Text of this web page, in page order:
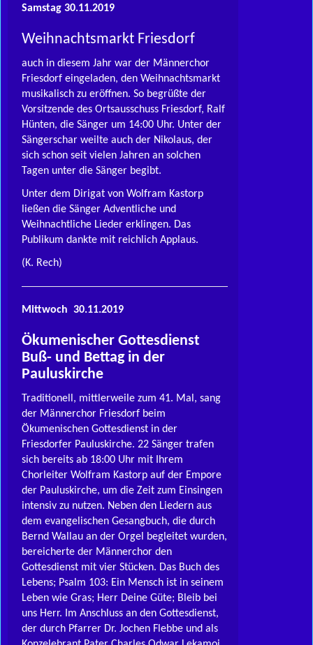
Samstag 30.11.2019
Weihnachtsmarkt Friesdorf
auch in diesem Jahr war der Männerchor
Friesdorf eingeladen, den Weihnachtsmarkt
musikalisch zu eröffnen. So begrüßte der
Vorsitzende des Ortsausschuss Friesdorf, Ralf
Hünten, die Sänger um 14:00 Uhr. Unter der
Sängerschar weilte auch der Nikolaus, der
sich schon seit vielen Jahren an solchen
Tagen unter die Sänger begibt.
Unter dem Dirigat von Wolfram Kastorp
ließen die Sänger Adventliche und
Weihnachtliche Lieder erklingen. Das
Publikum dankte mit reichlich Applaus.
(K. Rech)
Mittwoch 30.11.2019
Ökumenischer Gottesdienst
Buß- und Bettag in der
Pauluskirche
Traditionell, mittlerweile zum 41. Mal, sang
der Männerchor Friesdorf beim
Ökumenischen Gottesdienst in der
Friesdorfer Pauluskirche. 22 Sänger trafen
sich bereits ab 18:00 Uhr mit Ihrem
Chorleiter Wolfram Kastorp auf der Empore
der Pauluskirche, um die Zeit zum Einsingen
intensiv zu nutzen. Neben den Liedern aus
dem evangelischen Gesangbuch, die durch
Bernd Wallau an der Orgel begleitet wurden,
bereicherte der Männerchor den
Gottesdienst mit vier Stücken. Das Buch des
Lebens; Psalm 103: Ein Mensch ist in seinem
Leben wie Gras; Herr Deine Güte; Bleib bei
uns Herr. Im Anschluss an den Gottesdienst,
der durch Pfarrer Dr. Jochen Flebbe und als